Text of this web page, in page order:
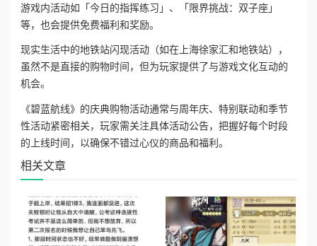
游戏内活动如「今日的指挥练习」、「限界挑战：双子座」
等，也会提供免费福利和奖励。
现实生活中的地铁站闪现活动（如在上海徐家汇和地铁站），
虽然不是直接的购物时间，但为玩家提供了与游戏文化互动的
机会。
《碧蓝航线》的庆典购物活动通常与周年庆、特别联动和季节
性活动紧密相关，玩家需关注具体活动公告，把握好每个时段
的上线时间，以确保不错过心仪的商品和福利。
相关文章